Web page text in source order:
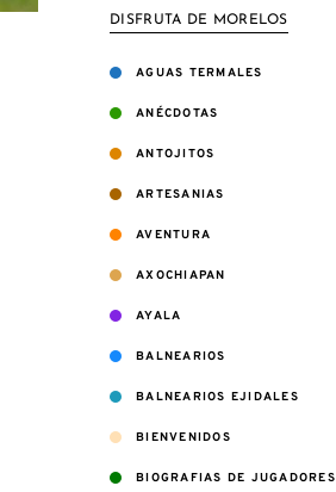
DISFRUTA DE MORELOS
AGUAS TERMALES
ANÉCDOTAS
ANTOJITOS
ARTESANIAS
AVENTURA
AXOCHIAPAN
AYALA
BALNEARIOS
BALNEARIOS EJIDALES
BIENVENIDOS
BIOGRAFIAS DE JUGADORES